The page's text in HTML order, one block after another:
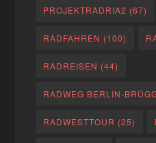
PROJEKTRADRIA2 (67)
RADFAHREN (100)
RADREISEN (44)
RADWEG BERLIN-
RADWESTTOUR (25)